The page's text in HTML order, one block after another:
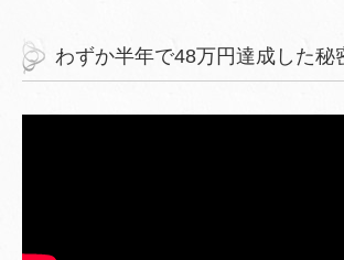
わずか半年で48万円達成した秘